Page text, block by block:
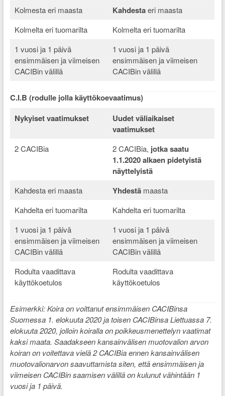
Kolmesta eri maasta Kahdestaeri maasta
Kolmelta eri tuomarilta
Kolmelta eri tuomarilta
1 vuosi ja 1 päivä
ensimmäisen ja viimeisen
CACIBin välillä
1 vuosi ja 1 päivä
ensimmäisen ja viimeisen
CACIBin välillä
C.I.B (rodulle jolla käyttökoevaatimus)
Nykyiset vaatimukset
Uudet väliaikaiset
vaatimukset
2 CACIBia 2 CACIBia, jotka saatu
1.1.2020 alkaen pidetyistä
näyttelyistä
Kahdesta eri maasta Yhdestämaasta
Kahdelta eri tuomarilta
Kahdelta eri tuomarilta
1 vuosi ja 1 päivä
ensimmäisen ja viimeisen
CACIBin välillä
1 vuosi ja 1 päivä
ensimmäisen ja viimeisen
CACIBin välillä
Rodulta vaadittava
käyttökoetulos
Rodulta vaadittava
käyttökoetulos
Esimerkki: Koira on voittanut ensimmäisen CACIBinsa
Suomessa 1. elokuuta 2020 ja toisen CACIBinsa Liettuassa 7.
elokuuta 2020, jolloin koiralla on poikkeusmenettelyn vaatimat
kaksi maata. Saadakseen kansainvälisen muotovalion arvon
koiran on voitettava vielä 2 CACIBia ennen kansainvälisen
muotovalionarvon saavuttamista siten, että ensimmäisen ja
viimeisen CACIBin saamisen välillä on kulunut vähintään 1
vuosi ja 1 päivä.